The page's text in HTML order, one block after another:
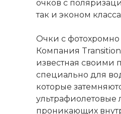
очков с
так и эконом
Очки с
Компания
известная своими
специально для
которые
ультрафиолетовые
проникающих